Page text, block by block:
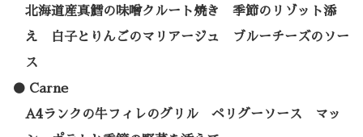
北海道産真鱈の味噌クルート焼き 季節のリゾット添
え 白子とりんごのマリアージュ ブルーチーズのソー
ス
Carne
A4ランクの牛フィレのグリル ペリグーソース マッ